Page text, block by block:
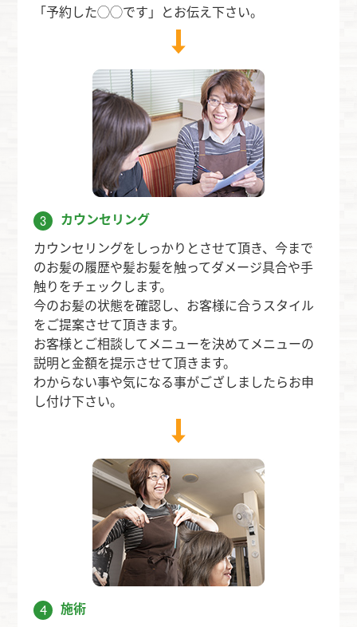
「予約した◯◯です」とお伝え下さい。
3
カウンセリング
カウンセリングをしっかりとさせて頂き、今まで
のお髪の履歴や髪お髪を触ってダメージ具合や手
触りをチェックします。
今のお髪の状態を確認し、お客様に合うスタイル
をご提案させて頂きます。
お客様とご相談してメニューを決めてメニューの
説明と金額を提示させて頂きます。
わからない事や気になる事がござしましたらお申
し付け下さい。
4
施術